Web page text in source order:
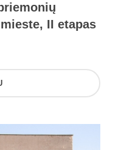
II etapas